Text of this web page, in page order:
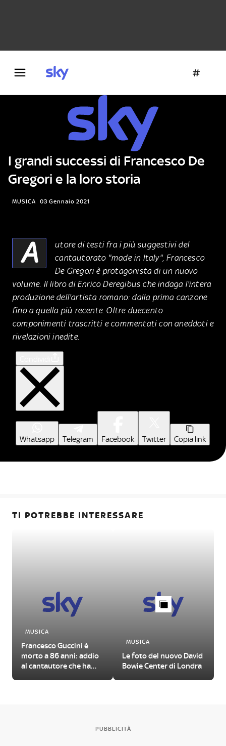
I grandi successi di Francesco De
Gregori e la loro storia
MUSICA 03 Gennaio 2021
A
utore di testi fra i più suggestivi del
cantautorato "made in Italy", Francesco
De Gregori è protagonista di un nuovo
volume. Il libro di Enrico Deregibus che indaga l'intera
produzione dell'artista romano: dalla prima canzone
fino a quella più recente. Oltre duecento
componimenti trascritti e commentati con aneddoti e
rivelazioni inedite.
Whatsapp Telegram Facebook Twitter Copia link
TI POTREBBE INTERESSARE
MUSICA
Francesco Guccini è
morto a 86 anni: addio
al cantautore che ha
MUSICA
Le foto del nuovo David
Bowie Center di Londra
PUBBLICITÀ